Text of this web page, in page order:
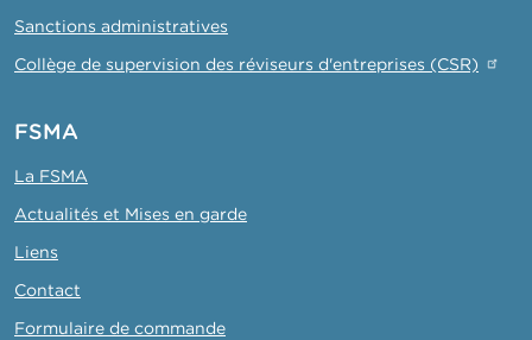
Sanctions administratives
Collège de supervision des réviseurs d'entreprises (CSR)
FSMA
La FSMA
Actualités et Mises en garde
Liens
Contact
Formulaire de commande